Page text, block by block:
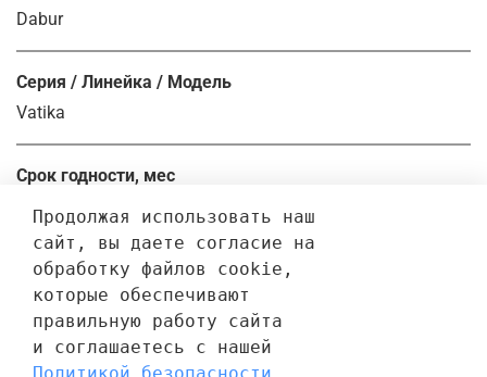
Dabur
Серия / Линейка / Модель
Vatika
Срок годности, мес
30.0
Отзывы
Отзывов еще никто не оставлял
Продолжая использовать наш
сайт, вы даете согласие на
обработку файлов cookie,
которые обеспечивают
правильную работу сайта
и соглашаетесь с нашей